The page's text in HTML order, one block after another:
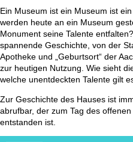
Ein Museum ist ein Museum ist
werden heute an ein Museum
Monument seine Talente
spannende Geschichte, von der
Apotheke und „Geburtsort“ der
zur heutigen Nutzung. Wie sieht
welche unentdeckten Talente gilt
Zur Geschichte des Hauses ist
abrufbar, der zum Tag des
entstanden ist.